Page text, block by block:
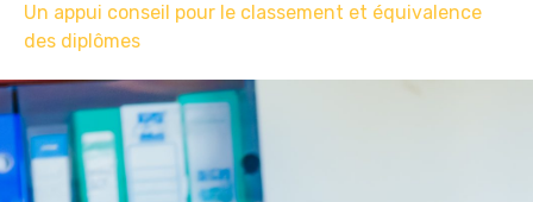
Un appui conseil pour le classement et équivalence
des diplômes